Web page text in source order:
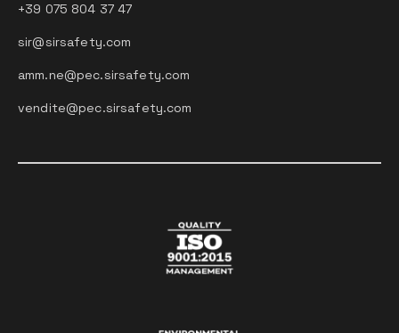
+39 075 804 37 47
sir@sirsafety.com
amm.ne@pec.sirsafety.com
vendite@pec.sirsafety.com